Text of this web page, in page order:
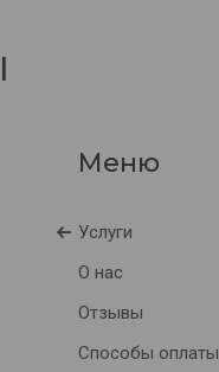
Услуги
О нас
Отзывы
Способы оплаты